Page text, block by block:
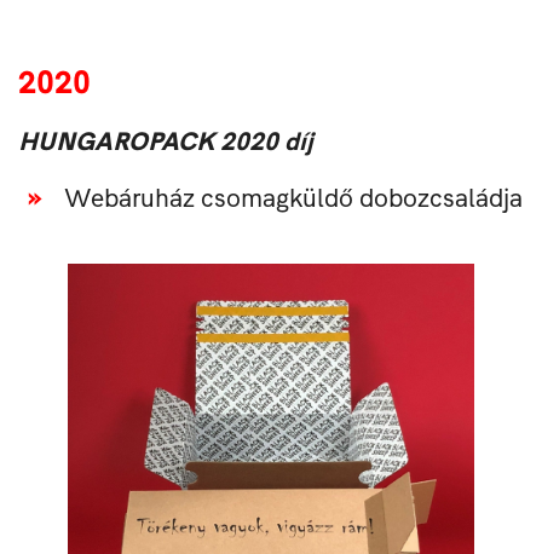
2020
HUNGAROPACK 2020 díj
Webáruház csomagküldő dobozcsaládja